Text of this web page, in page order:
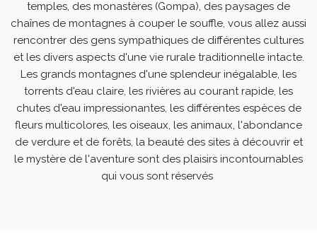
temples, des monastères (Gompa), des paysages de
chaînes de montagnes à couper le souffle, vous allez aussi
rencontrer des gens sympathiques de différentes cultures
et les divers aspects d'une vie rurale traditionnelle intacte.
Les grands montagnes d'une splendeur inégalable, les
torrents d'eau claire, les rivières au courant rapide, les
chutes d'eau impressionantes, les différentes espèces de
fleurs multicolores, les oiseaux, les animaux, l'abondance
de verdure et de forêts, la beauté des sites à découvrir et
le mystère de l'aventure sont des plaisirs incontournables
qui vous sont réservés